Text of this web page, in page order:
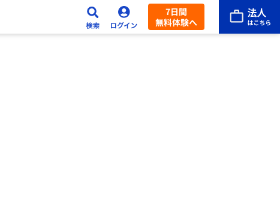
7日間
無料体験へ